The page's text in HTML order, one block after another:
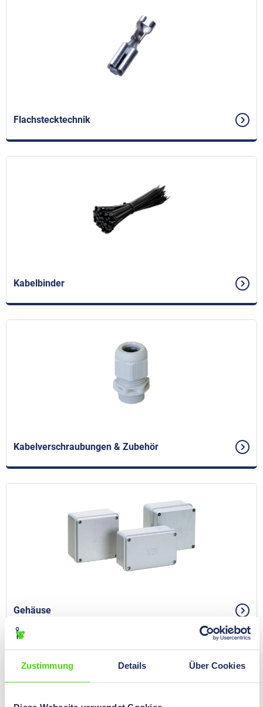
Zustimmung Details Über Cookies
Flachstecktechnik
Kabelbinder
Kabelverschraubungen & Zubehör
Gehäuse